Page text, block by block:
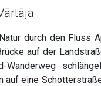
durch den Fluss
auf der
auf eine